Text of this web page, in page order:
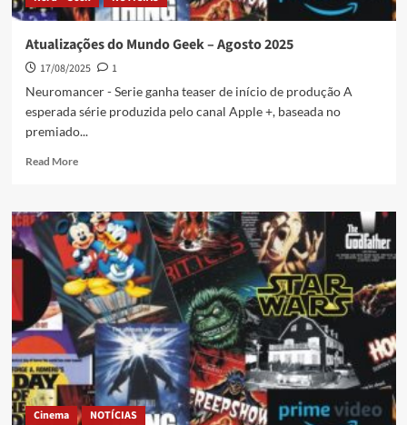
Atualizações do Mundo Geek – Agosto 2025
17/08/2025
1
Neuromancer - Serie ganha teaser de início de produção A
esperada série produzida pelo canal Apple +, baseada no
premiado...
Read More
Cinema NOTÍCIAS